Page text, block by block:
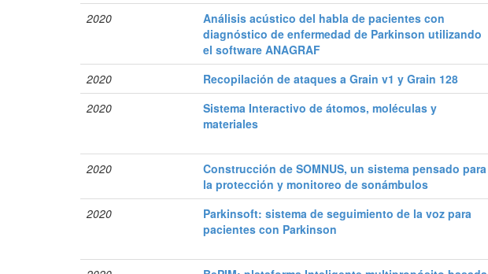
2020
Análisis acústico del habla de pacientes con
diagnóstico de enfermedad de Parkinson utilizando
el software ANAGRAF
2020 Recopilación de ataques a Grain v1 y Grain 128
2020
Sistema Interactivo de átomos, moléculas y
materiales
2020
Construcción de SOMNUS, un sistema pensado para
la protección y monitoreo de sonámbulos
2020
Parkinsoft: sistema de seguimiento de la voz para
pacientes con Parkinson